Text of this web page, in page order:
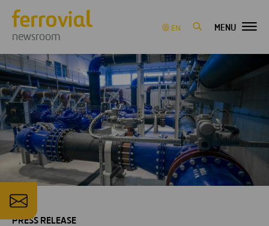
newsroom
EN MENU
PRESS RELEASE